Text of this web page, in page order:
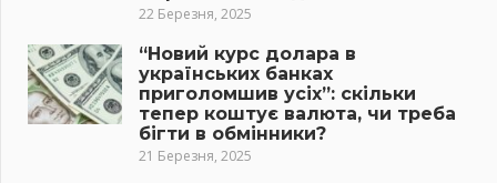
22 Березня, 2025
“Новий курс долара в
українських банках
приголомшив усіх”: скільки
тепер коштує валюта, чи треба
бігти в обмінники?
21 Березня, 2025